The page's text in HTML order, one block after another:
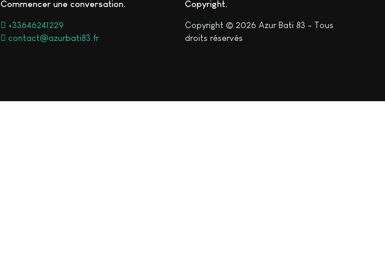
Commencer une conversation
+33646241229
contact@azurbati83.fr
Copyright
Copyright © 2026 Azur Bati 83 - Tous
droits réservés